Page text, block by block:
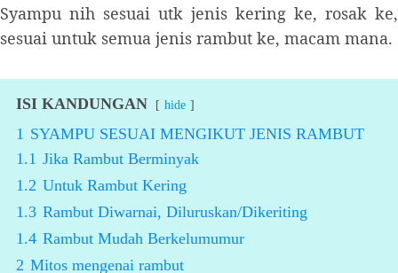
Syampu nih sesuai utk jenis kering ke, rosak ke,
sesuai untuk semua jenis rambut ke, macam mana.
ISI KANDUNGAN hide
1 SYAMPU SESUAI MENGIKUT JENIS RAMBUT
1.1 Jika Rambut Berminyak
1.2 Untuk Rambut Kering
1.3 Rambut Diwarnai, Diluruskan/Dikeriting
1.4 Rambut Mudah Berkelumumur
2 Mitos mengenai rambut